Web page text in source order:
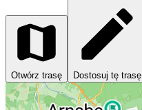
Otwórz trasę Dostosuj tę trasę